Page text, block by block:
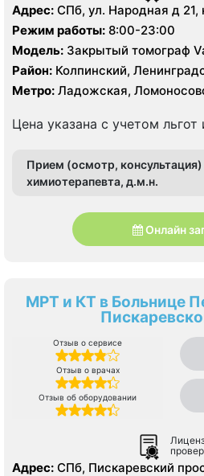
Адрес: СПб, ул. Народная д 21,
Режим работы: 8:00-23:00
Модель: Закрытый томограф
Тесла, КТ Toshiba Aquilion
Район: Колпинский,
Фрунзенский
Метро: Ладожская,
Цена указана с учетом льгот
Прием (осмотр, консультация)
химиотерапевта, д.м.н.
Онлайн
МРТ и КТ в Больнице
Отзыв о сервисе
Отзыв о врачах
Отзыв об оборудовании
Адрес: СПб, Пискаревский